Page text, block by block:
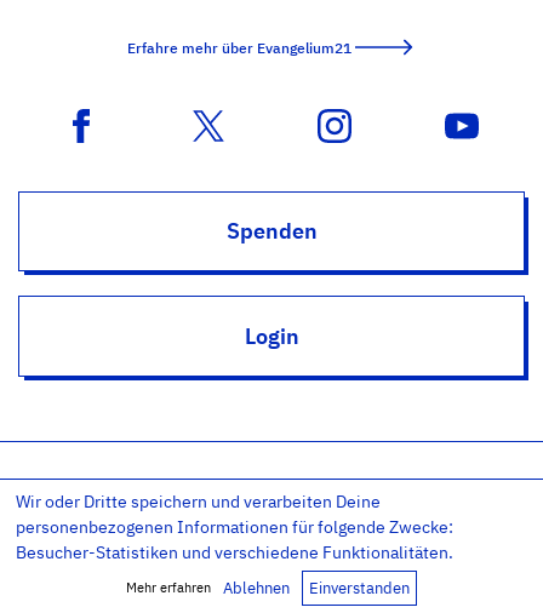
Erfahre mehr über Evangelium21
Spenden
Login
Impressum Datenschutz
Datenschutz-Einstellungen
AGB
Kontakt RSS Newsletter
Copyright © 2011-26 – Evangelium21 – All rights reserved.
Wir oder Dritte speichern und verarbeiten Deine
personenbezogenen Informationen für folgende Zwecke:
Besucher-Statistiken und verschiedene Funktionalitäten.
Mehr erfahren Ablehnen Einverstanden